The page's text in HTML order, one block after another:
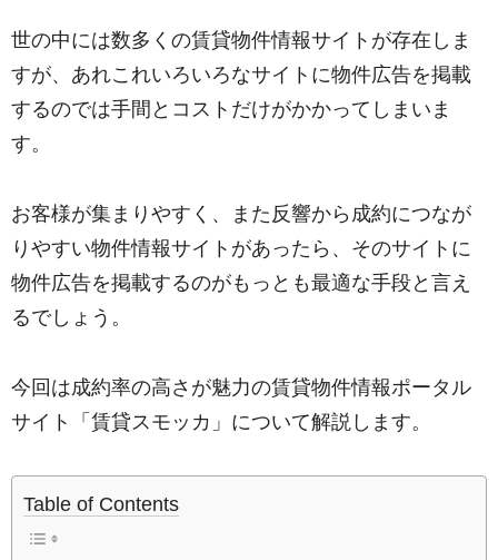
世の中には数多くの賃貸物件情報サイトが存在しま
すが、あれこれいろいろなサイトに物件広告を掲載
するのでは手間とコストだけがかかってしまいま
す。
お客様が集まりやすく、また反響から成約につなが
りやすい物件情報サイトがあったら、そのサイトに
物件広告を掲載するのがもっとも最適な手段と言え
るでしょう。
今回は成約率の高さが魅力の賃貸物件情報ポータル
サイト「賃貸スモッカ」について解説します。
Table of Contents